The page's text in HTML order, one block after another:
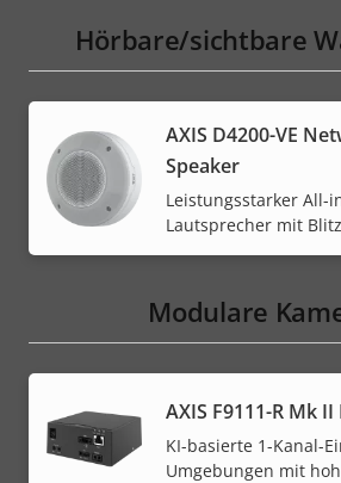
Hörbare/sichtbare
AXIS D4200-VE
Speaker
Leistungsstarker All-
Lautsprecher mit
Modulare
AXIS F9111-R Mk
KI-basierte 1-Kanal-
Umgebungen mit